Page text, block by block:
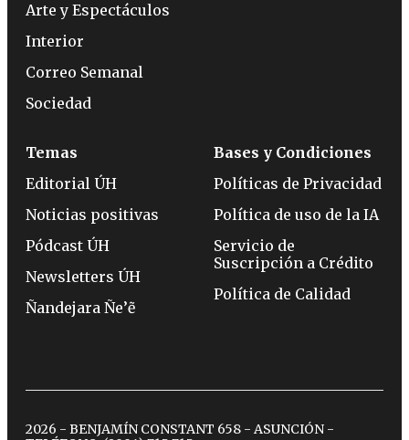
Arte y Espectáculos
Interior
Correo Semanal
Sociedad
Temas
Editorial ÚH
Noticias positivas
Pódcast ÚH
Newsletters ÚH
Ñandejara Ñe’ẽ
Bases y Condiciones
Políticas de Privacidad
Política de uso de la IA
Servicio de
Suscripción a Crédito
Política de Calidad
2026 - BENJAMÍN CONSTANT 658 - ASUNCIÓN -